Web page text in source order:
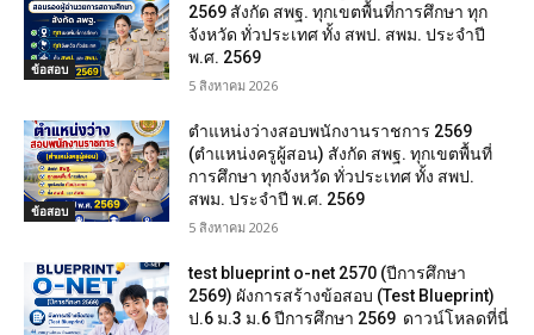
ข้อสอบ
2569 สังกัด สพฐ. ทุกเขตพื้นที่การศึกษา ทุก
จังหวัด ทั่วประเทศ ทั้ง สพป. สพม. ประจำปี
พ.ศ. 2569
5 สิงหาคม 2026
ข้อสอบ
ตำแหน่งว่างสอบพนักงานราชการ 2569
(ตำแหน่งครูผู้สอน) สังกัด สพฐ. ทุกเขตพื้นที่
การศึกษา ทุกจังหวัด ทั่วประเทศ ทั้ง สพป.
สพม. ประจำปี พ.ศ. 2569
5 สิงหาคม 2026
test blueprint o-net 2570 (ปีการศึกษา
2569) ผังการสร้างข้อสอบ (Test Blueprint)
ป.6 ม.3 ม.6 ปีการศึกษา 2569 ดาวน์โหลดที่นี่